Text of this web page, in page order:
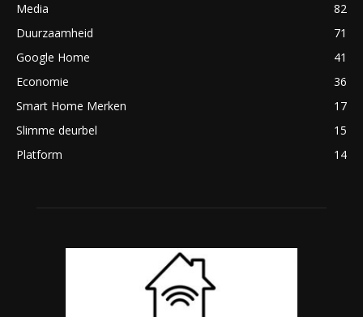
Media
82
Duurzaamheid
71
Google Home
41
Economie
36
Smart Home Merken
17
Slimme deurbel
15
Platform
14